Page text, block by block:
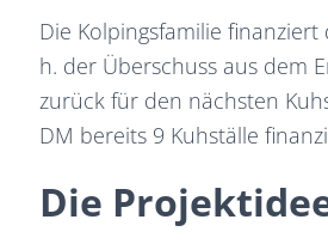
Die Kolpingsfamilie
h. der Überschuss aus dem
zurück für den nächsten
DM bereits 9 Kuhställe
Die